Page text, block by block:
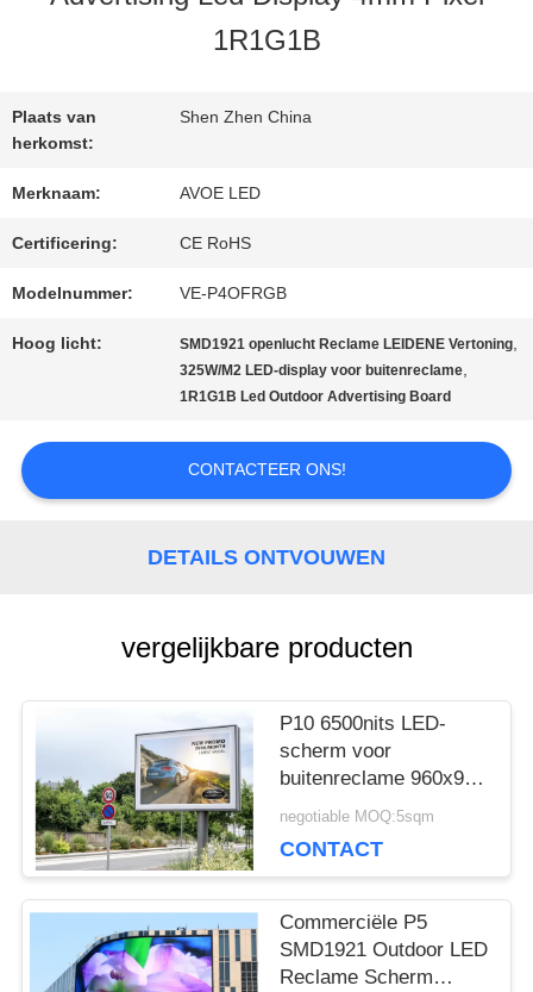
KWALITEITSCONTROLE
CONTACT
MET
ONS
GEVALLEN
VRAAG
OFFERTE
VR
SITEMAP
1R1G1B
Plaats van
herkomst:
Shen Zhen China
Merknaam: AVOE LED
Certificering: CE RoHS
Modelnummer: VE-P4OFRGB
Hoog licht: SMD1921 openlucht Reclame LEIDENE Vertoning,
325W/M2 LED-display voor buitenreclame,
1R1G1B Led Outdoor Advertising Board
CONTACTEER ONS!
DETAILS ONTVOUWEN
vergelijkbare producten
P10 6500nits LED-
scherm voor
buitenreclame 960x960
negotiable MOQ:5sqm
CONTACT
Commerciële P5
SMD1921 Outdoor LED
Reclame Scherm